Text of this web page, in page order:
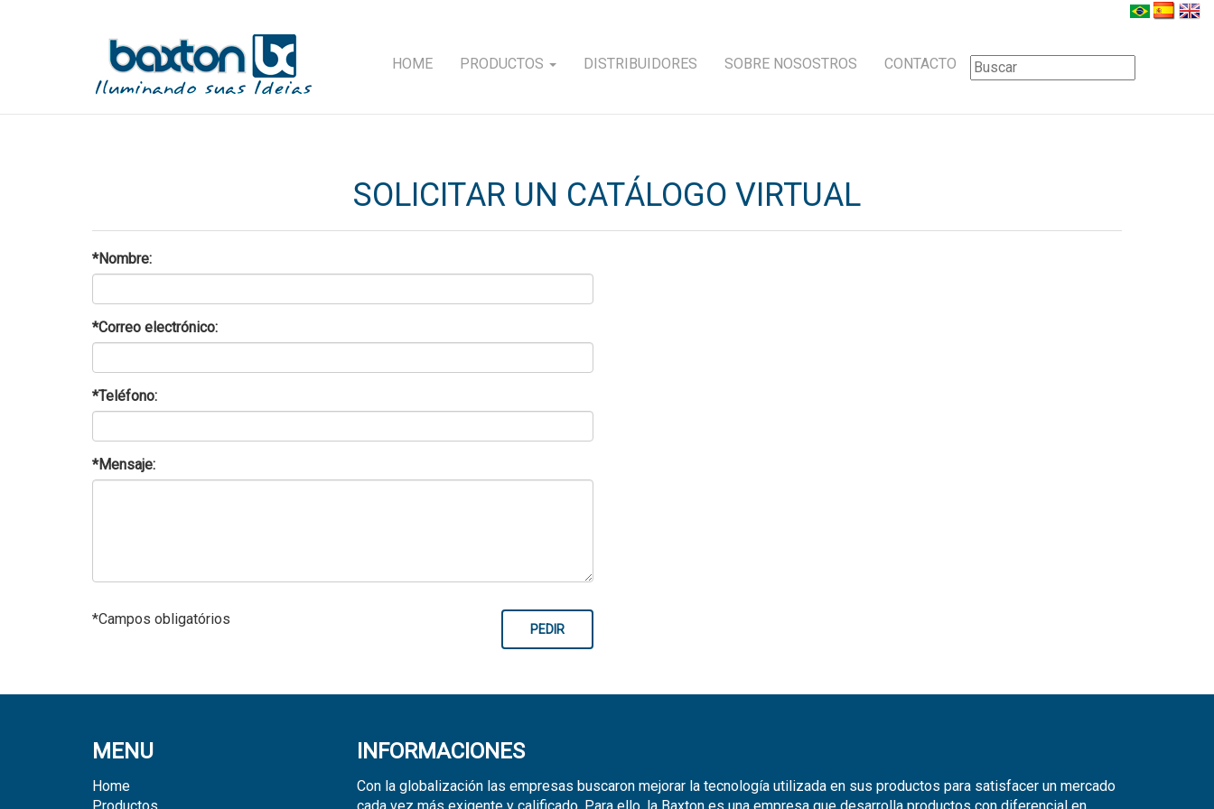
HOME PRODUCTOS DISTRIBUIDORES SOBRE NOSOSTROS CONTACTO
SOLICITAR UN CATÁLOGO VIRTUAL
*Nombre:
*Correo electrónico:
*Teléfono:
*Mensaje:
*Campos obligatórios
PEDIR
MENU
Home
INFORMACIONES
Con la globalización las empresas buscaron mejorar la tecnología utilizada en sus productos para satisfacer un mercado